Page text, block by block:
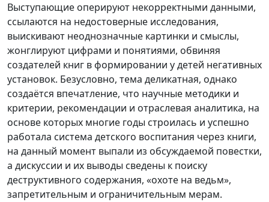
Выступающие оперируют некорректными данными,
ссылаются на недостоверные исследования,
выискивают неоднозначные картинки и смыслы,
жонглируют цифрами и понятиями, обвиняя
создателей книг в формировании у детей негативных
установок. Безусловно, тема деликатная, однако
создаётся впечатление, что научные методики и
критерии, рекомендации и отраслевая аналитика, на
основе которых многие годы строилась и успешно
работала система детского воспитания через книги,
на данный момент выпали из обсуждаемой повестки,
а дискуссии и их выводы сведены к поиску
деструктивного содержания, «охоте на ведьм»,
запретительным и ограничительным мерам.